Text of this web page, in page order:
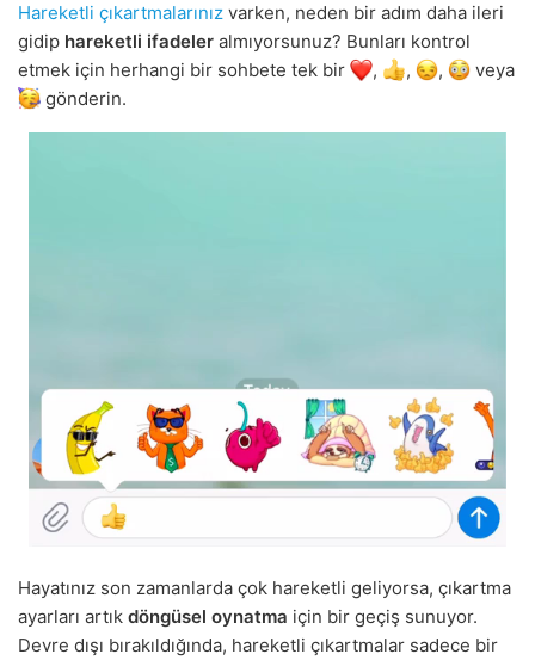
Hareketli çıkartmalarınız varken, neden bir adım daha ileri
gidip hareketli ifadeler almıyorsunuz? Bunları kontrol
etmek için herhangi bir sohbete tek bir
, , ,
veya
gönderin.
Hayatınız son zamanlarda çok hareketli geliyorsa, çıkartma
ayarları artık döngüsel oynatma için bir geçiş sunuyor.
Devre dışı bırakıldığında, hareketli çıkartmalar sadece bir